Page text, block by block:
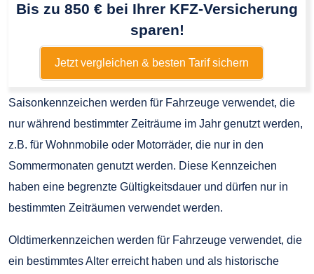
Bis zu 850 € bei Ihrer KFZ-Versicherung
sparen!
Jetzt vergleichen & besten Tarif sichern
Saisonkennzeichen werden für Fahrzeuge verwendet, die
nur während bestimmter Zeiträume im Jahr genutzt werden,
z.B. für Wohnmobile oder Motorräder, die nur in den
Sommermonaten genutzt werden. Diese Kennzeichen
haben eine begrenzte Gültigkeitsdauer und dürfen nur in
bestimmten Zeiträumen verwendet werden.
Oldtimerkennzeichen werden für Fahrzeuge verwendet, die
ein bestimmtes Alter erreicht haben und als historische